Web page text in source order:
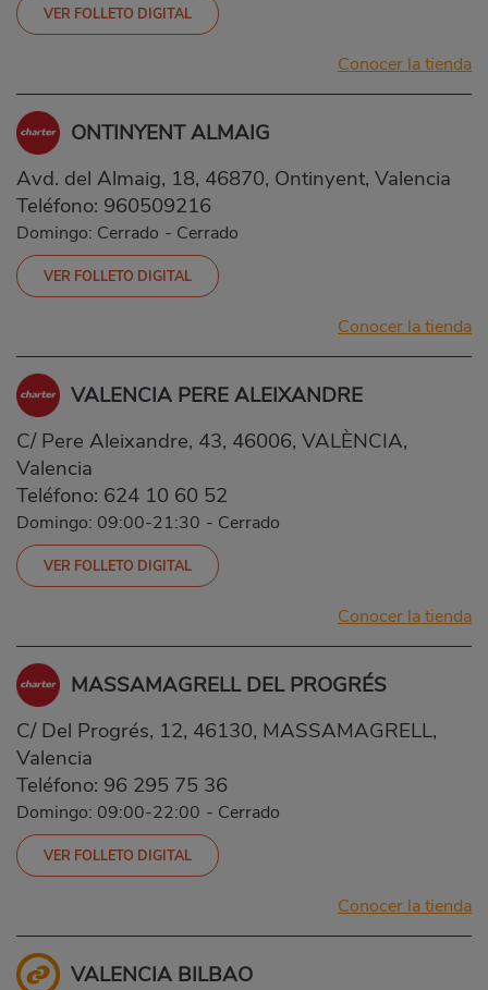
VER FOLLETO DIGITAL
Conocer la tienda
ONTINYENT ALMAIG
Avd. del Almaig, 18, 46870, Ontinyent, Valencia
Teléfono: 960509216
Domingo: Cerrado - Cerrado
VER FOLLETO DIGITAL
Conocer la tienda
VALENCIA PERE ALEIXANDRE
C/ Pere Aleixandre, 43, 46006, VALÈNCIA,
Valencia
Teléfono: 624 10 60 52
Domingo: 09:00-21:30 - Cerrado
VER FOLLETO DIGITAL
Conocer la tienda
MASSAMAGRELL DEL PROGRÉS
C/ Del Progrés, 12, 46130, MASSAMAGRELL,
Valencia
Teléfono: 96 295 75 36
Domingo: 09:00-22:00 - Cerrado
VER FOLLETO DIGITAL
Conocer la tienda
VALENCIA BILBAO